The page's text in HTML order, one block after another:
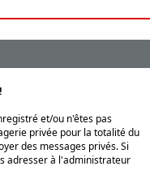
et/ou n'êtes pas
privée pour la totalité du
des messages privés. Si
adresser à l'administrateur